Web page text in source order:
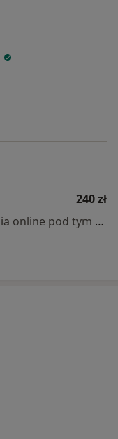
240 zł
Specjalista nie oferuje umawiania online pod tym adresem.